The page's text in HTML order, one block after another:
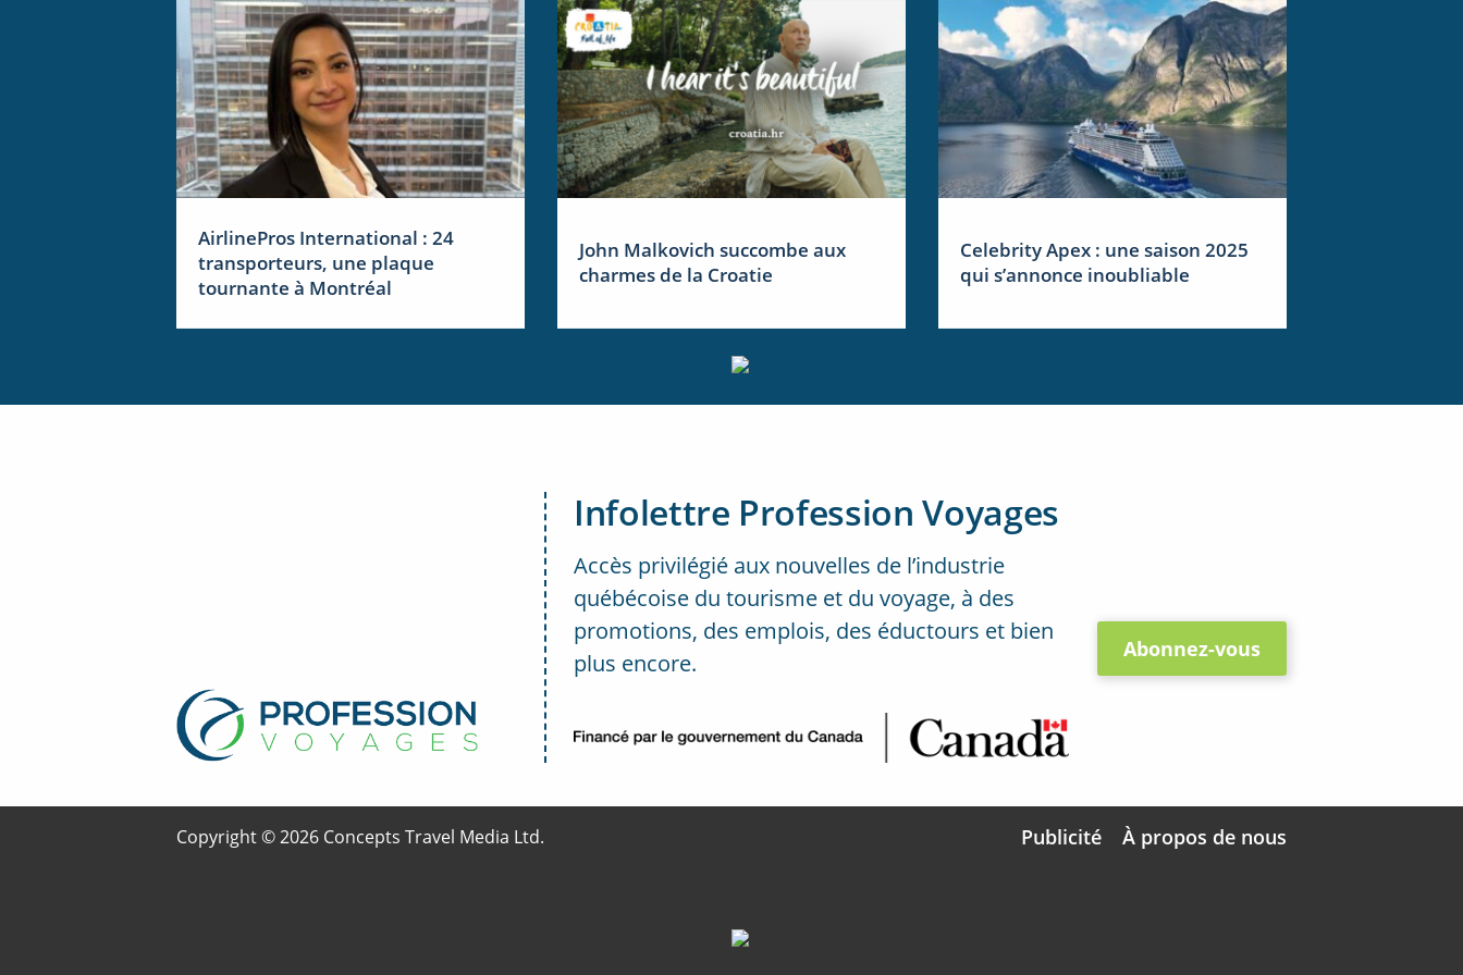
AirlinePros International : 24
transporteurs, une plaque
tournante à Montréal
John Malkovich succombe aux
charmes de la Croatie
Celebrity Apex : une saison 2025
qui s’annonce inoubliable
Infolettre Profession Voyages
Accès privilégié aux nouvelles de l’industrie
québécoise du tourisme et du voyage, à des
promotions, des emplois, des éductours et bien
plus encore.
Abonnez-vous
Copyright © 2026 Concepts Travel Media Ltd. Publicité À propos de nous